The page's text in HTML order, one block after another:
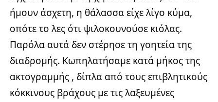
ήμουν άσχετη, η θάλασσα είχε λίγο κύμα,
οπότε το λες ότι ψιλοκουνούσε κιόλας.
Παρόλα αυτά δεν στέρησε τη γοητεία της
διαδρομής. Κωπηλατήσαμε κατά μήκος της
ακτογραμμής , δίπλα από τους επιβλητικούς
κόκκινους βράχους με τις λαξευμένες